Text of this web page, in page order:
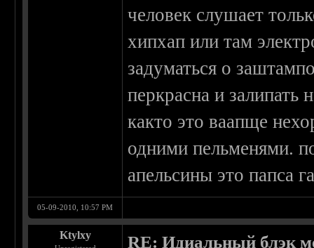
человек слушает
хипхап или там
задуматься о
перкрасна и залипать
както это ваапще
одними пельменями.
апельсины это папса
05-09-2010, 10:57 PM
Ktylxy RE: Идиальный блэк